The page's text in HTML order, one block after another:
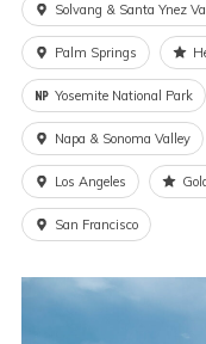
Solvang & Santa Ynez
Palm Springs
Yosemite National Park
Napa & Sonoma Valley
Los Angeles
San Francisco